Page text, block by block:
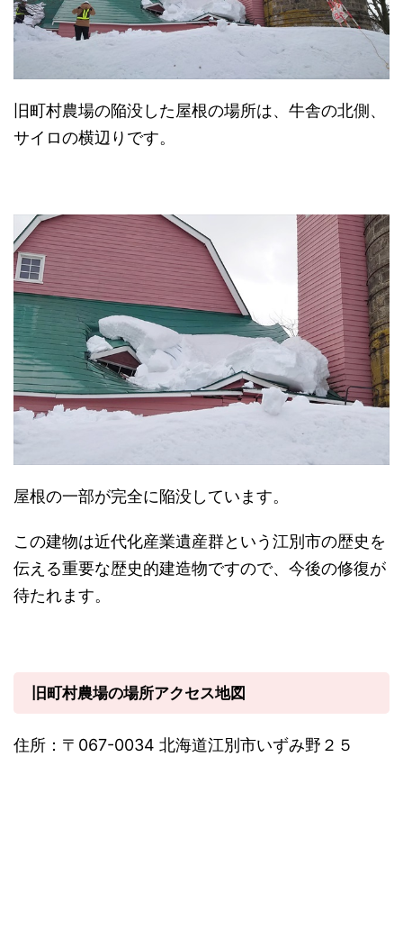
旧町村農場の陥没した屋根の場所は、牛舎の北側、
サイロの横辺りです。
屋根の一部が完全に陥没しています。
この建物は近代化産業遺産群という江別市の歴史を
伝える重要な歴史的建造物ですので、今後の修復が
待たれます。
旧町村農場の場所アクセス地図
住所：〒067-0034 北海道江別市いずみ野２５